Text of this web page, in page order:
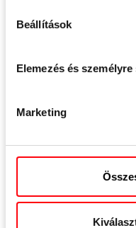
Beállítások
Elemezés és
Marketing
Peremszélesség
Minimális
peremmagasság